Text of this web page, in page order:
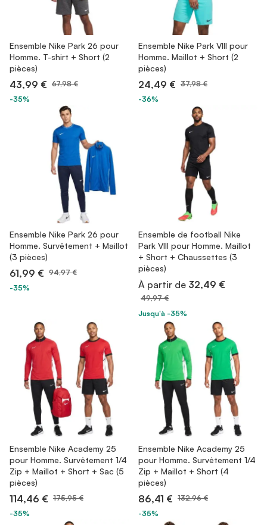
Ensemble Nike Park 26 pour
Homme. T-shirt + Short (2
pièces)
43,99 € 67,98 €
-35%
Ensemble Nike Park VIII pour
Homme. Maillot + Short (2
pièces)
24,49 € 37,98 €
-36%
Ensemble Nike Park 26 pour
Homme. Survêtement + Maillot
(3 pièces)
61,99 € 94,97 €
-35%
Ensemble de football Nike
Park VIII pour Homme. Maillot
+ Short + Chaussettes (3
pièces)
À partir de 32,49 €
49,97 €
Jusqu'à -35%
Ensemble Nike Academy 25
pour Homme. Survêtement 1/4
Zip + Maillot + Short + Sac (5
pièces)
114,46 € 175,95 €
-35%
Ensemble Nike Academy 25
pour Homme. Survêtement 1/4
Zip + Maillot + Short (4
pièces)
86,41 € 132,96 €
-35%